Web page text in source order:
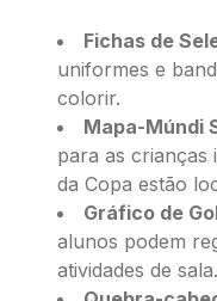
Fichas de
uniformes e
colorir.
Mapa-Múndi
para as crianças
da Copa estão
Gráfico de
alunos podem
atividades de sala.